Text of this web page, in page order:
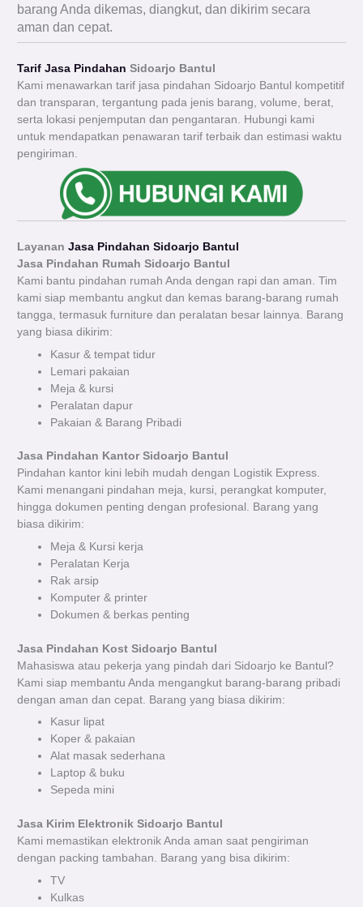
barang Anda dikemas, diangkut, dan dikirim secara
aman dan cepat.
Tarif Jasa Pindahan Sidoarjo Bantul
Kami menawarkan tarif jasa pindahan Sidoarjo Bantul kompetitif
dan transparan, tergantung pada jenis barang, volume, berat,
serta lokasi penjemputan dan pengantaran. Hubungi kami
untuk mendapatkan penawaran tarif terbaik dan estimasi waktu
pengiriman.
LayananJasa Pindahan Sidoarjo Bantul
Jasa Pindahan Rumah Sidoarjo Bantul
Kami bantu pindahan rumah Anda dengan rapi dan aman. Tim
kami siap membantu angkut dan kemas barang-barang rumah
tangga, termasuk furniture dan peralatan besar lainnya. Barang
yang biasa dikirim:
Kasur & tempat tidur
Lemari pakaian
Meja & kursi
Peralatan dapur
Pakaian & Barang Pribadi
Jasa Pindahan Kantor Sidoarjo Bantul
Pindahan kantor kini lebih mudah dengan Logistik Express.
Kami menangani pindahan meja, kursi, perangkat komputer,
hingga dokumen penting dengan profesional. Barang yang
biasa dikirim:
Meja & Kursi kerja
Peralatan Kerja
Rak arsip
Komputer & printer
Dokumen & berkas penting
Jasa Pindahan Kost Sidoarjo Bantul
Mahasiswa atau pekerja yang pindah dari Sidoarjo ke Bantul?
Kami siap membantu Anda mengangkut barang-barang pribadi
dengan aman dan cepat. Barang yang biasa dikirim:
Kasur lipat
Koper & pakaian
Alat masak sederhana
Laptop & buku
Sepeda mini
Jasa Kirim Elektronik Sidoarjo Bantul
Kami memastikan elektronik Anda aman saat pengiriman
dengan packing tambahan. Barang yang bisa dikirim:
TV
Kulkas